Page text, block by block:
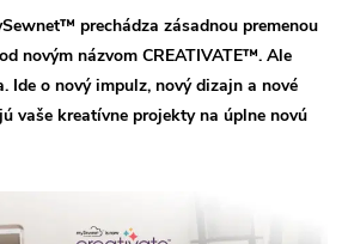
prechádza zásadnou premenou
novým názvom CREATIVATE™. Ale
Ide o nový impulz, nový dizajn a nové
vaše kreatívne projekty na úplne novú